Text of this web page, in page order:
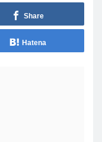
Share
Hatena